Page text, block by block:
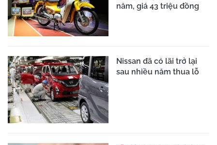
năm, giá 43 triệu đồng
Nissan đã có lãi trở lại
sau nhiều năm thua lỗ